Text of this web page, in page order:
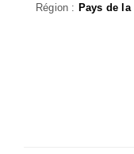
Région : Pays de la